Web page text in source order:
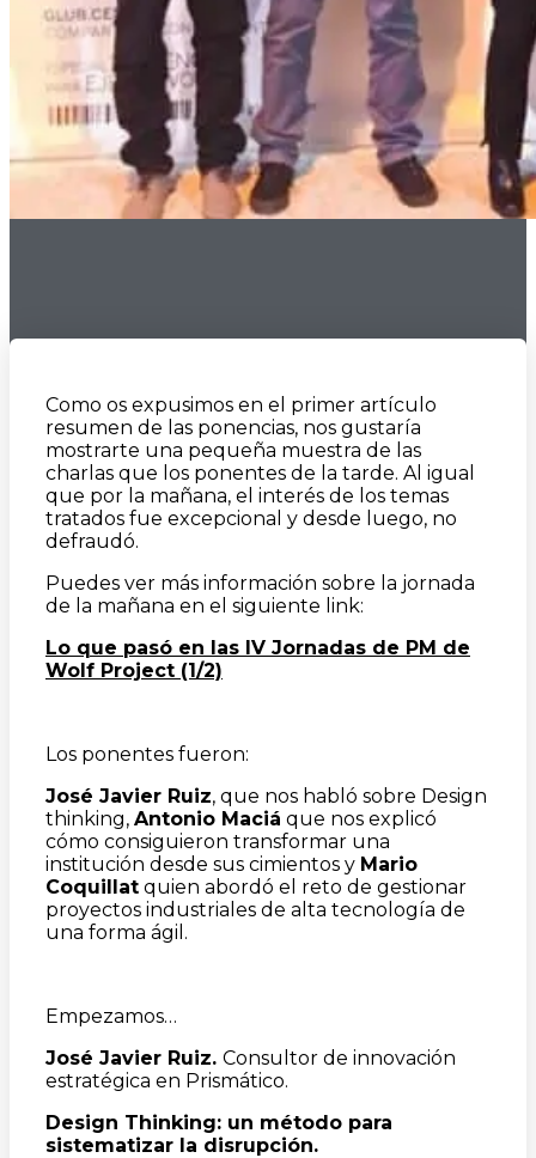
Como os expusimos en el primer artículo
resumen de las ponencias, nos gustaría
mostrarte una pequeña muestra de las
charlas que los ponentes de la tarde. Al igual
que por la mañana, el interés de los temas
tratados fue excepcional y desde luego, no
defraudó.
Puedes ver más información sobre la jornada
de la mañana en el siguiente link:
Lo que pasó en las IV Jornadas de PM de
Wolf Project (1/2)
Los ponentes fueron:
José Javier Ruiz, que nos habló sobre Design
thinking, Antonio Maciá que nos explicó
cómo consiguieron transformar una
institución desde sus cimientos y Mario
Coquillat quien abordó el reto de gestionar
proyectos industriales de alta tecnología de
una forma ágil.
Empezamos…
José Javier Ruiz. Consultor de innovación
estratégica en Prismático.
Design Thinking: un método para
sistematizar la disrupción.